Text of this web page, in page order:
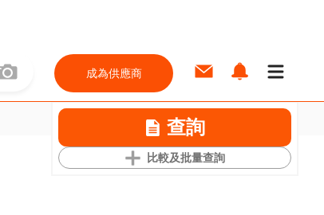
成為供應商
查詢
比較及批量查詢